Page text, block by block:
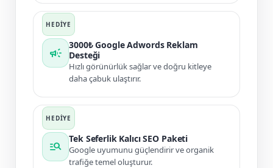
campaign
3000₺ Google Adwords Reklam
Desteği
Hızlı görünürlük sağlar ve doğru kitleye
daha çabuk ulaştırır.
manage_search
Tek Seferlik Kalıcı SEO Paketi
Google uyumunu güçlendirir ve organik
trafiğe temel oluşturur.